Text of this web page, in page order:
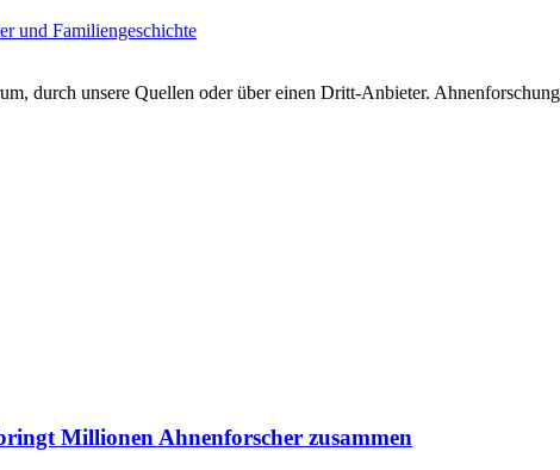
und Familiengeschichte
durch unsere Quellen oder über einen Dritt-Anbieter.
Millionen Ahnenforscher zusammen